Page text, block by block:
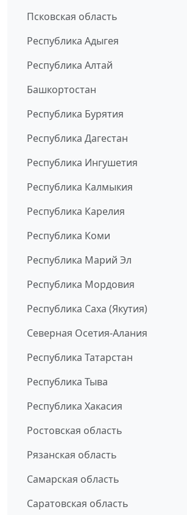
Псковская область
Республика Адыгея
Республика Алтай
Башкортостан
Республика Бурятия
Республика Дагестан
Республика Ингушетия
Республика Калмыкия
Республика Карелия
Республика Коми
Республика Марий Эл
Республика Мордовия
Республика Саха (Якутия)
Северная Осетия-Алания
Республика Татарстан
Республика Тыва
Республика Хакасия
Ростовская область
Рязанская область
Самарская область
Саратовская область